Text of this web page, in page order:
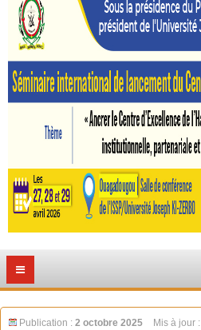
Publication : 2 octobre 2025 Mis à jour :